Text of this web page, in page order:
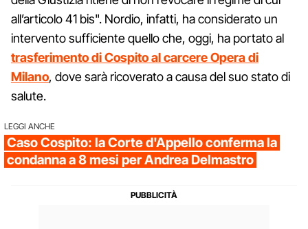
all’articolo 41 bis". Nordio, infatti, ha considerato un
intervento sufficiente quello che, oggi, ha portato al
trasferimento di Cospito al carcere Opera di
Milano, dove sarà ricoverato a causa del suo stato di
salute.
LEGGI ANCHE
Caso Cospito: la Corte d'Appello conferma la
condanna a 8 mesi per Andrea Delmastro